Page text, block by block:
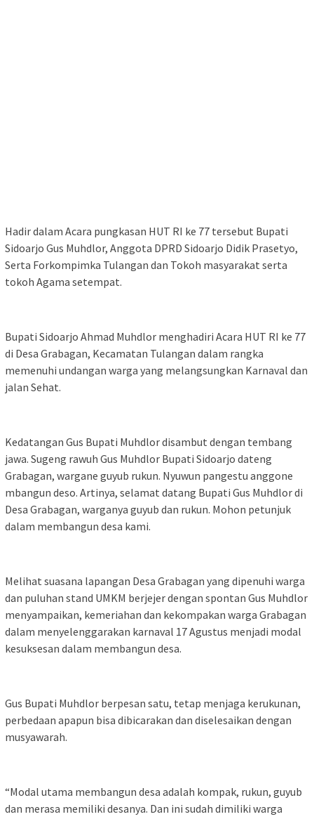
Hadir dalam Acara pungkasan HUT RI ke 77 tersebut Bupati
Sidoarjo Gus Muhdlor, Anggota DPRD Sidoarjo Didik Prasetyo,
Serta Forkompimka Tulangan dan Tokoh masyarakat serta
tokoh Agama setempat.
Bupati Sidoarjo Ahmad Muhdlor menghadiri Acara HUT RI ke 77
di Desa Grabagan, Kecamatan Tulangan dalam rangka
memenuhi undangan warga yang melangsungkan Karnaval dan
jalan Sehat.
Kedatangan Gus Bupati Muhdlor disambut dengan tembang
jawa. Sugeng rawuh Gus Muhdlor Bupati Sidoarjo dateng
Grabagan, wargane guyub rukun. Nyuwun pangestu anggone
mbangun deso. Artinya, selamat datang Bupati Gus Muhdlor di
Desa Grabagan, warganya guyub dan rukun. Mohon petunjuk
dalam membangun desa kami.
Melihat suasana lapangan Desa Grabagan yang dipenuhi warga
dan puluhan stand UMKM berjejer dengan spontan Gus Muhdlor
menyampaikan, kemeriahan dan kekompakan warga Grabagan
dalam menyelenggarakan karnaval 17 Agustus menjadi modal
kesuksesan dalam membangun desa.
Gus Bupati Muhdlor berpesan satu, tetap menjaga kerukunan,
perbedaan apapun bisa dibicarakan dan diselesaikan dengan
musyawarah.
“Modal utama membangun desa adalah kompak, rukun, guyub
dan merasa memiliki desanya. Dan ini sudah dimiliki warga